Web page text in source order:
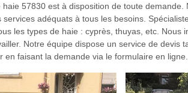
57830 est à disposition de toute demande.
services adéquats à tous les besoins.
les types de haie : cyprès, thuyas, etc. Nous
Notre équipe dispose un service de devis
en faisant la demande via le formulaire en ligne.